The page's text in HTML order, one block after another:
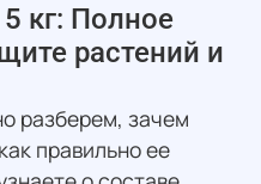
кг: Полное
растений и
разберем, зачем
правильно ее